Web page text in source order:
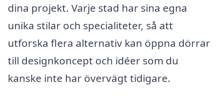
dina projekt. Varje stad har sina egna
unika stilar och specialiteter, så att
utforska flera alternativ kan öppna dörrar
till designkoncept och idéer som du
kanske inte har övervägt tidigare.